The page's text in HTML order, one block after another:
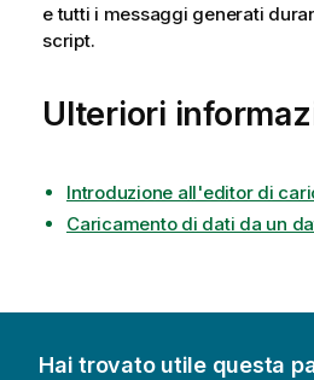
e tutti i messaggi generati
script.
Ulteriori
Introduzione all'editor di
Caricamento di dati da un
Hai trovato utile questa